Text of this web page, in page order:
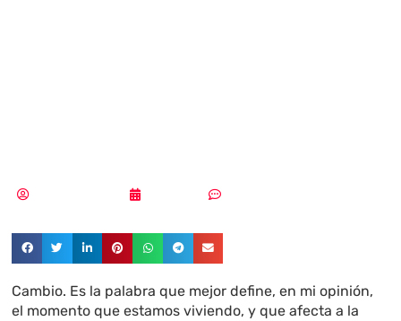
Cambio. Es la palabra que mejor define, en mi opinión,
el momento que estamos viviendo, y que afecta a la